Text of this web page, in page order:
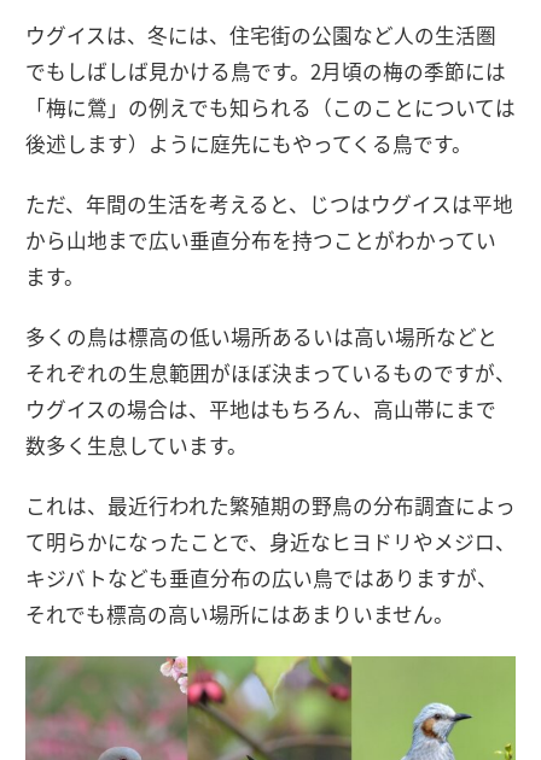
ウグイスは、冬には、住宅街の公園など人の生活圏
でもしばしば見かける鳥です。2月頃の梅の季節には
「梅に鶯」の例えでも知られる（このことについては
後述します）ように庭先にもやってくる鳥です。
ただ、年間の生活を考えると、じつはウグイスは平地
から山地まで広い垂直分布を持つことがわかってい
ます。
多くの鳥は標高の低い場所あるいは高い場所などと
それぞれの生息範囲がほぼ決まっているものですが、
ウグイスの場合は、平地はもちろん、高山帯にまで
数多く生息しています。
これは、最近行われた繁殖期の野鳥の分布調査によっ
て明らかになったことで、身近なヒヨドリやメジロ、
キジバトなども垂直分布の広い鳥ではありますが、
それでも標高の高い場所にはあまりいません。